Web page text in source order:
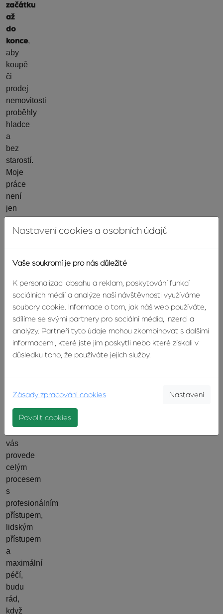
začátku
až
do
konce,
aby
koupě
či
prodej
nemovitosti
proběhly
hladce
a
bez
starostí.
Moje
práce
není
jen
transakci
pocitu
jistoty,
spokojenosti
radosti,
který
odnese.
Pokud
hledáte
někoho,
vás
provede
celým
procesem
s
profesionálním
přístupem,
lidským
přístupem
a
maximální
péčí,
budu
rád,
když
Nastavení cookies a osobních údajů
Vaše soukromí je pro nás důležité
K personalizaci obsahu a reklam, poskytování funkcí
sociálních médií a analýze naší návštěvnosti využíváme
soubory cookie. Informace o tom, jak náš web používáte,
sdílíme se svými partnery pro sociální média, inzerci a
analýzy. Partneři tyto údaje mohou zkombinovat s dalšími
informacemi, které jste jim poskytli nebo které získali v
důsledku toho, že používáte jejich služby.
Zásady zpracování cookies Nastavení
Povolit cookies